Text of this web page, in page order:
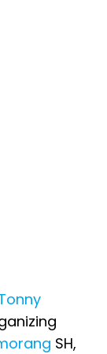
SH,